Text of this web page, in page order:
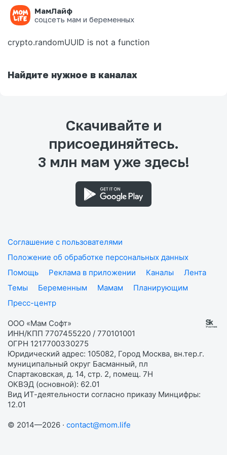
МамЛайф
соцсеть мам и беременных
Ошибка на странице
crypto.randomUUID is not a function
Найдите нужное в каналах
Скачивайте и
присоединяйтесь.
3 млн мам уже здесь!
Соглашение с пользователями
Положение об обработке персональных данных
Помощь
Реклама в приложении Каналы
Лента
Темы
Беременным Мамам
Планирующим
Пресс-центр
ООО «Мам Софт»
ИНН/КПП 7707455220 / 770101001
ОГРН 1217700330275
Юридический адрес: 105082, Город Москва, вн.тер.г.
муниципальный округ Басманный, пл
Спартаковская, д. 14, стр. 2, помещ. 7Н
ОКВЭД (основной): 62.01
Вид ИТ-деятельности согласно приказу Минцифры:
12.01
© 2014—2026 · contact@mom.life